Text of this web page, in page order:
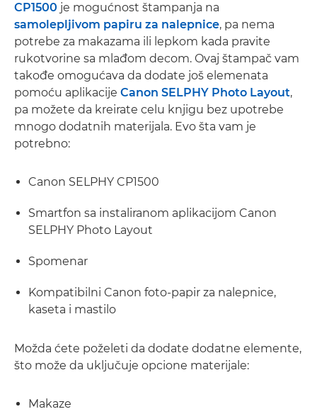
CP1500 je mogućnost štampanja na
samolepljivom papiru za nalepnice, pa nema
potrebe za makazama ili lepkom kada pravite
rukotvorine sa mlađom decom. Ovaj štampač vam
takođe omogućava da dodate još elemenata
pomoću aplikacije Canon SELPHY Photo Layout,
pa možete da kreirate celu knjigu bez upotrebe
mnogo dodatnih materijala. Evo šta vam je
potrebno:
Canon SELPHY CP1500
Smartfon sa instaliranom aplikacijom Canon
SELPHY Photo Layout
Spomenar
Kompatibilni Canon foto-papir za nalepnice,
kaseta i mastilo
Možda ćete poželeti da dodate dodatne elemente,
što može da uključuje opcione materijale:
Makaze